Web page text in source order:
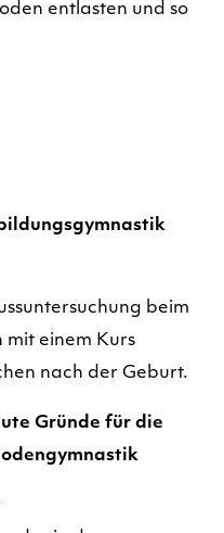
entlasten und so
beim
mit einem Kurs
nach der Geburt.
Gründe für die